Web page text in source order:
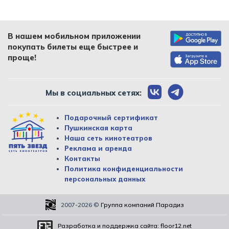
В нашем мобильном приложении
покупать билеты еще быстрее и
проще!
Мы в социальных сетях:
Подарочный сертификат
Пушкинская карта
Наша сеть кинотеатров
Реклама и аренда
Контакты
Политика конфиденциальности
персональных данных
2007-2026 © Группа компаний Парадиз
Разработка и поддержка сайта: floor12.net